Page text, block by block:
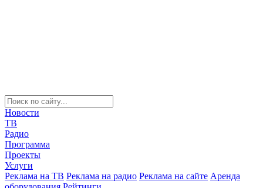
Новости
ТВ
Радио
Программа
Проекты
Услуги
Реклама на ТВ Реклама на радио Реклама на сайте Аренда